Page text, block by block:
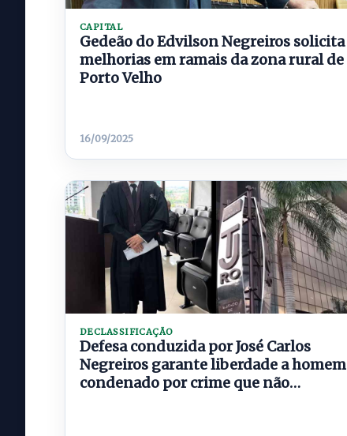
CAPITAL
Gedeão do Edvilson Negreiros solicita
melhorias em ramais da zona rural de
Porto Velho
16/09/2025
DECLASSIFICAÇÃO
Defesa conduzida por José Carlos
Negreiros garante liberdade a homem
condenado por crime que não